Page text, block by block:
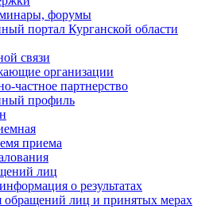
форумы
портал Курганской области
связи
организации
частное партнерство
профиль
приема
лиц
о результатах
обращений лиц и принятых мерах